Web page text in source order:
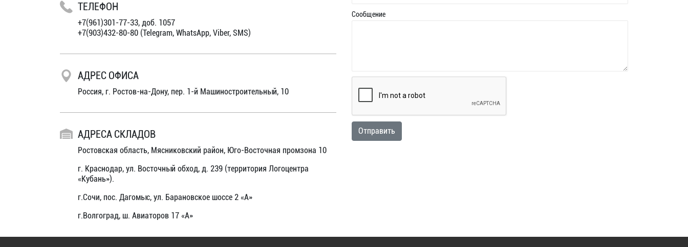
ТЕЛЕФОН
+7(961)301-77-33, доб. 1057
+7(903)432-80-80 (Telegram, WhatsApp, Viber, SMS)
АДРЕС ОФИСА
Россия, г. Ростов-на-Дону, пер. 1-й Машиностроительный, 10
АДРЕСА СКЛАДОВ
Ростовская область, Мясниковский район, Юго-Восточная промзона 10
г. Краснодар, ул. Восточный обход, д. 239 (территория Логоцентра
«Кубань»).
г.Сочи, пос. Дагомыс, ул. Барановское шоссе 2 «А»
г.Волгоград, ш. Авиаторов 17 «А»
Сообщение
Отправить